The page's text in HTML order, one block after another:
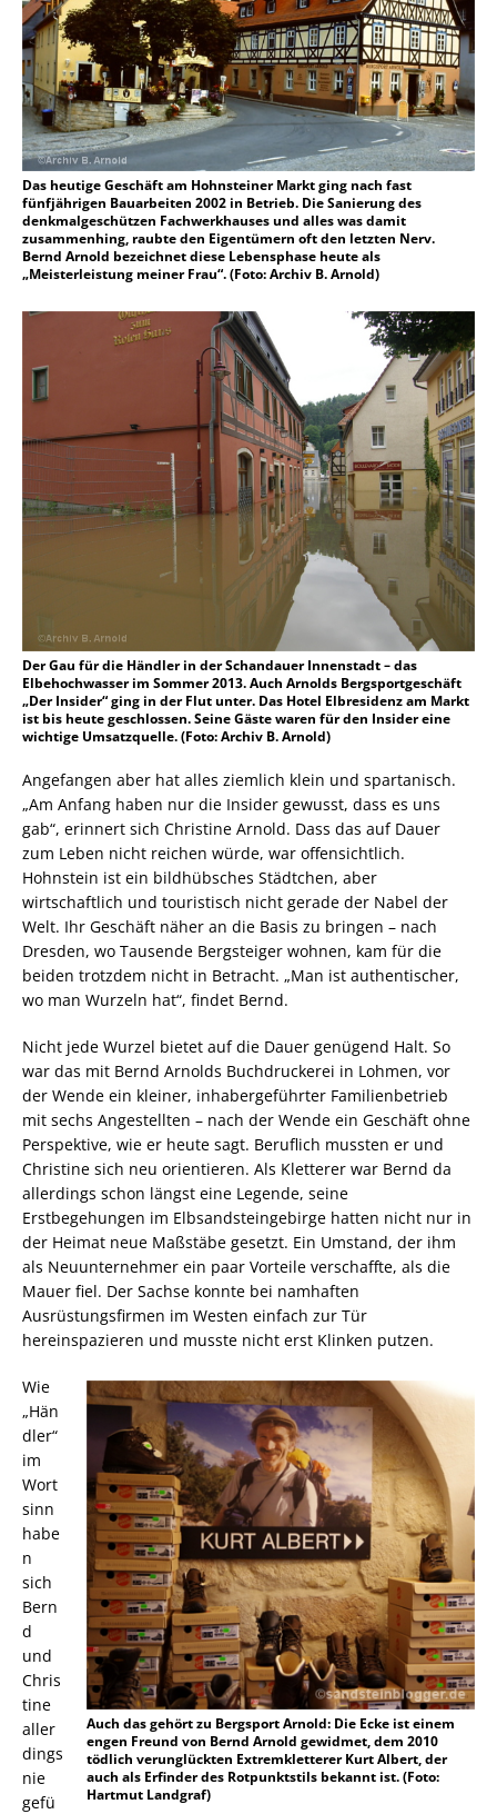
Das heutige Geschäft am Hohnsteiner Markt ging nach fast
fünfjährigen Bauarbeiten 2002 in Betrieb. Die Sanierung des
denkmalgeschützen Fachwerkhauses und alles was damit
zusammenhing, raubte den Eigentümern oft den letzten Nerv.
Bernd Arnold bezeichnet diese Lebensphase heute als
„Meisterleistung meiner Frau“. (Foto: Archiv B. Arnold)
Der Gau für die Händler in der Schandauer Innenstadt – das
Elbehochwasser im Sommer 2013. Auch Arnolds Bergsportgeschäft
„Der Insider“ ging in der Flut unter. Das Hotel Elbresidenz am Markt
ist bis heute geschlossen. Seine Gäste waren für den Insider eine
wichtige Umsatzquelle. (Foto: Archiv B. Arnold)
Angefangen aber hat alles ziemlich klein und spartanisch.
„Am Anfang haben nur die Insider gewusst, dass es uns
gab“, erinnert sich Christine Arnold. Dass das auf Dauer
zum Leben nicht reichen würde, war offensichtlich.
Hohnstein ist ein bildhübsches Städtchen, aber
wirtschaftlich und touristisch nicht gerade der Nabel der
Welt. Ihr Geschäft näher an die Basis zu bringen – nach
Dresden, wo Tausende Bergsteiger wohnen, kam für die
beiden trotzdem nicht in Betracht. „Man ist authentischer,
wo man Wurzeln hat“, findet Bernd.
Nicht jede Wurzel bietet auf die Dauer genügend Halt. So
war das mit Bernd Arnolds Buchdruckerei in Lohmen, vor
der Wende ein kleiner, inhabergeführter Familienbetrieb
mit sechs Angestellten – nach der Wende ein Geschäft ohne
Perspektive, wie er heute sagt. Beruflich mussten er und
Christine sich neu orientieren. Als Kletterer war Bernd da
allerdings schon längst eine Legende, seine
Erstbegehungen im Elbsandsteingebirge hatten nicht nur in
der Heimat neue Maßstäbe gesetzt. Ein Umstand, der ihm
als Neuunternehmer ein paar Vorteile verschaffte, als die
Mauer fiel. Der Sachse konnte bei namhaften
Ausrüstungsfirmen im Westen einfach zur Tür
hereinspazieren und musste nicht erst Klinken putzen.
Auch das gehört zu Bergsport Arnold: Die Ecke ist einem
engen Freund von Bernd Arnold gewidmet, dem 2010
tödlich verunglückten Extremkletterer Kurt Albert, der
auch als Erfinder des Rotpunktstils bekannt ist. (Foto:
Hartmut Landgraf)
Wie
„Hän
dler“
im
Wort
sinn
habe
n
sich
Bern
d
und
Chris
tine
aller
dings
nie
gefü